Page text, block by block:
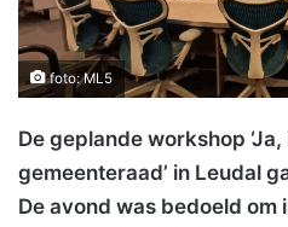
foto: ML5
De geplande workshop
gemeenteraad’ in Leudal
De avond was bedoeld om